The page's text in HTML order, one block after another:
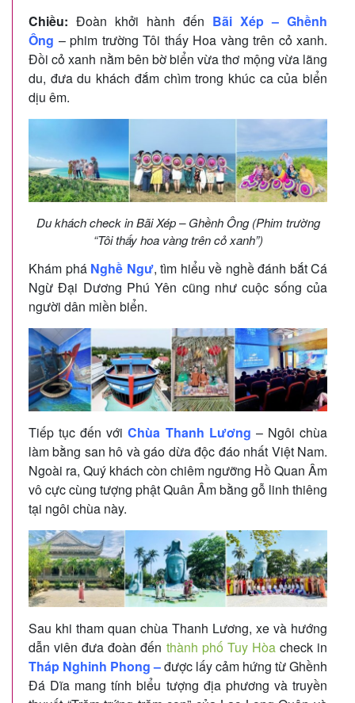
Chiều: Đoàn khởi hành đến Bãi Xép – Ghềnh
Ông – phim trường Tôi thấy Hoa vàng trên cỏ xanh.
Đồi cỏ xanh nằm bên bờ biển vừa thơ mộng vừa lãng
du, đưa du khách đắm chìm trong khúc ca của biển
dịu êm.
Du khách check in Bãi Xép – Ghềnh Ông (Phim trường
“Tôi thấy hoa vàng trên cỏ xanh”)
Khám phá Nghề Ngư, tìm hiểu về nghề đánh bắt Cá
Ngừ Đại Dương Phú Yên cũng như cuộc sống của
người dân miền biển.
Tiếp tục đến vớiChùa Thanh Lương – Ngôi chùa
làm bằng san hô và gáo dừa độc đáo nhất Việt Nam.
Ngoài ra, Quý khách còn chiêm ngưỡng Hồ Quan Âm
vô cực cùng tượng phật Quân Âm bằng gỗ linh thiêng
tại ngôi chùa này.
Sau khi tham quan chùa Thanh Lương, xe và hướng
dẫn viên đưa đoàn đến thành phố Tuy Hòacheck in
Tháp Nghinh Phong –được lấy cảm hứng từ Ghềnh
Đá Dĩa mang tính biểu tượng địa phương và truyền